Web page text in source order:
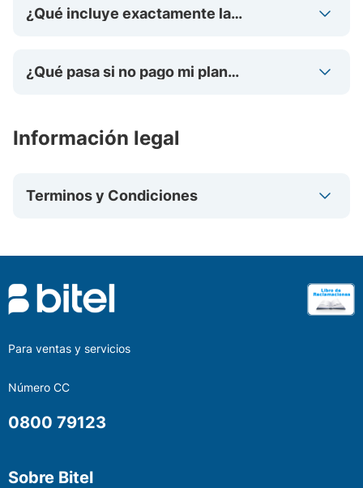
¿Qué incluye exactamente la
¿Qué pasa si no pago mi plan
Información legal
Terminos y Condiciones
Para ventas y servicios
Número CC
0800 79123
Sobre Bitel